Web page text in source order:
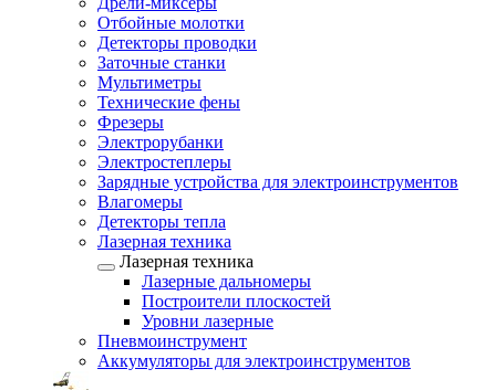
Отбойные молотки
Детекторы проводки
Заточные станки
Мультиметры
Технические фены
Фрезеры
Электрорубанки
Электростеплеры
Зарядные устройства для электроинструментов
Влагомеры
Детекторы тепла
Лазерная техника
Лазерная техника
Лазерные дальномеры
Построители плоскостей
Уровни лазерные
Пневмоинструмент
Аккумуляторы для электроинструментов